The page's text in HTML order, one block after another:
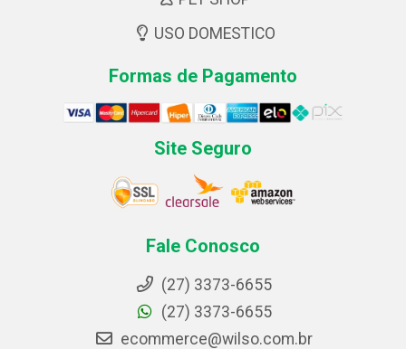
USO DOMESTICO
Formas de Pagamento
Site Seguro
Fale Conosco
(27) 3373-6655
(27) 3373-6655
ecommerce@wilso.com.br